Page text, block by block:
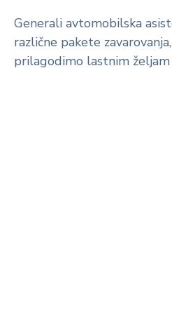
Generali avtomobilska
različne pakete
prilagodimo lastnim